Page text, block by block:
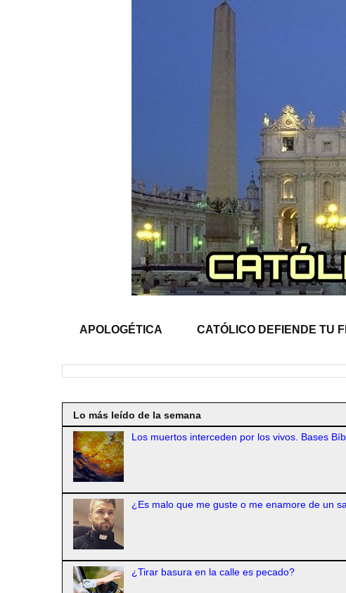
APOLOGÉTICA CATÓLICO DEFIENDE TU
Lo más leído de la semana
Los muertos interceden por los vivos. Bases
¿Es malo que me guste o me enamore de un
¿Tirar basura en la calle es pecado?